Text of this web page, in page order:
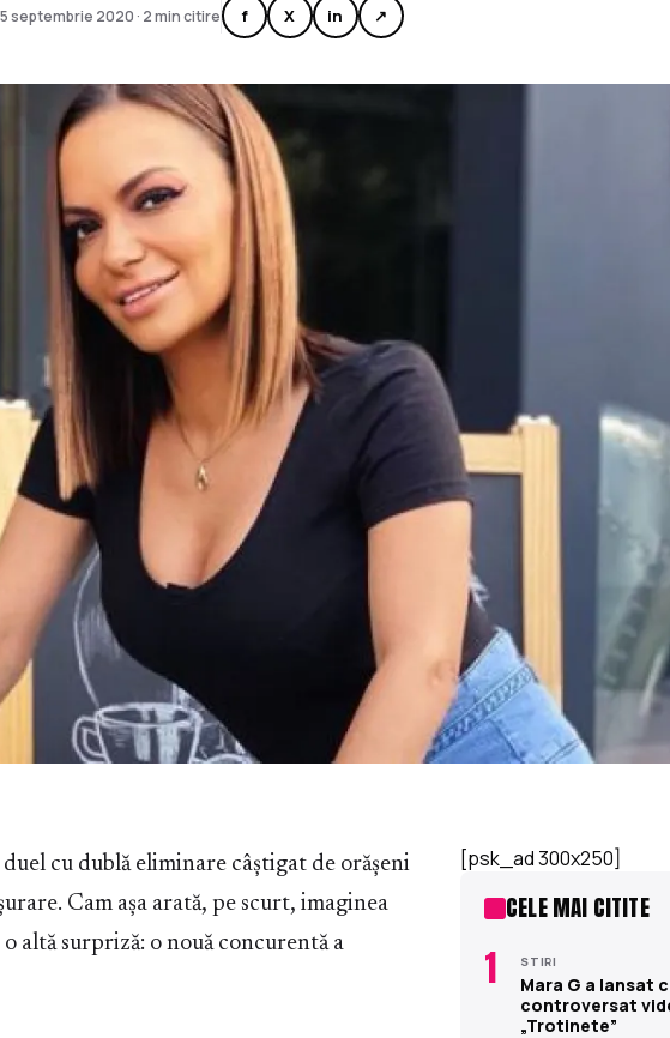
septembrie 2020 · 2 min citire f X in ↗
cu dublă eliminare câștigat de orășeni
Cam așa arată, pe scurt, imaginea
altă surpriză: o nouă concurentă a
[psk_ad 300x250]
CELE MAI CITITE
1 STIRI
Mara G a lansat
controversat
„Trotinete”